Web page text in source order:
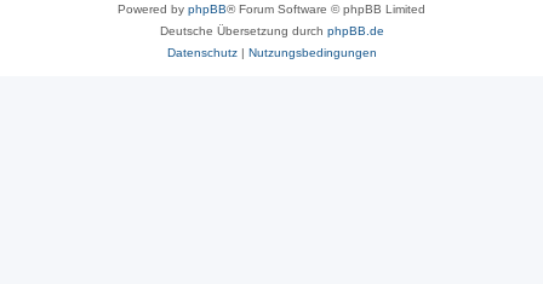
Powered by phpBB® Forum Software © phpBB Limited
Deutsche Übersetzung durch phpBB.de
Datenschutz| Nutzungsbedingungen